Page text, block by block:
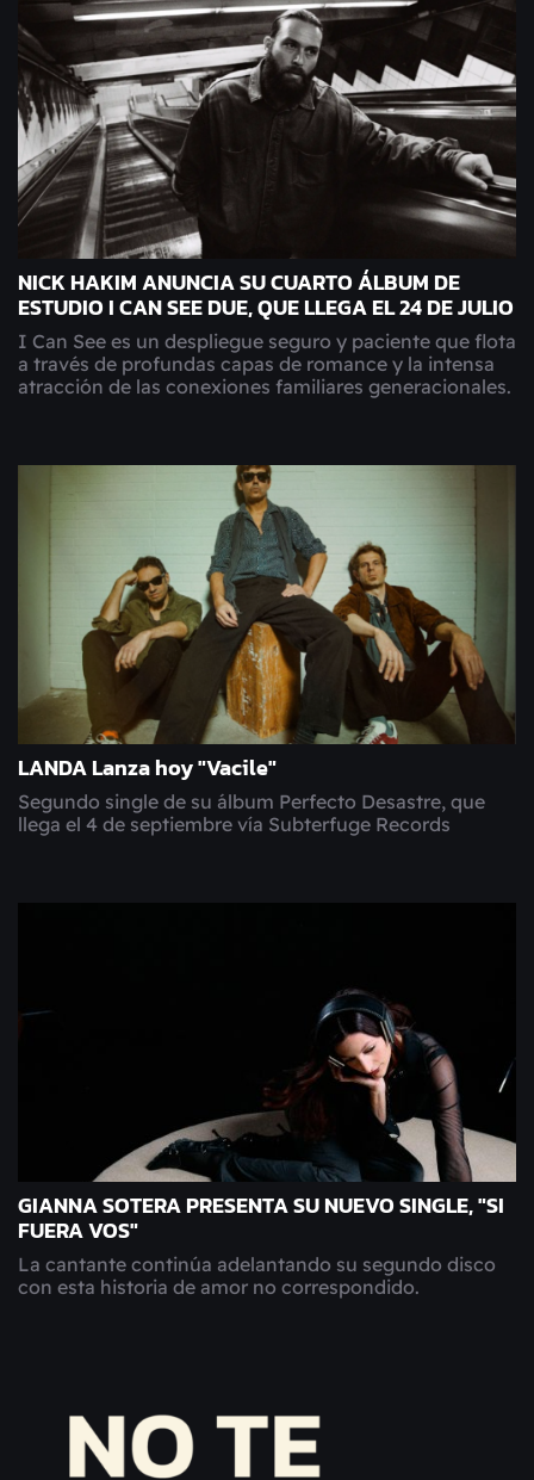
NICK HAKIM ANUNCIA SU CUARTO ÁLBUM DE
ESTUDIO I CAN SEE DUE, QUE LLEGA EL 24 DE JULIO
I Can See es un despliegue seguro y paciente que flota
a través de profundas capas de romance y la intensa
atracción de las conexiones familiares generacionales.
LANDA Lanza hoy "Vacile"
Segundo single de su álbum Perfecto Desastre, que
llega el 4 de septiembre vía Subterfuge Records
GIANNA SOTERA PRESENTA SU NUEVO SINGLE, "SI
FUERA VOS"
La cantante continúa adelantando su segundo disco
con esta historia de amor no correspondido.